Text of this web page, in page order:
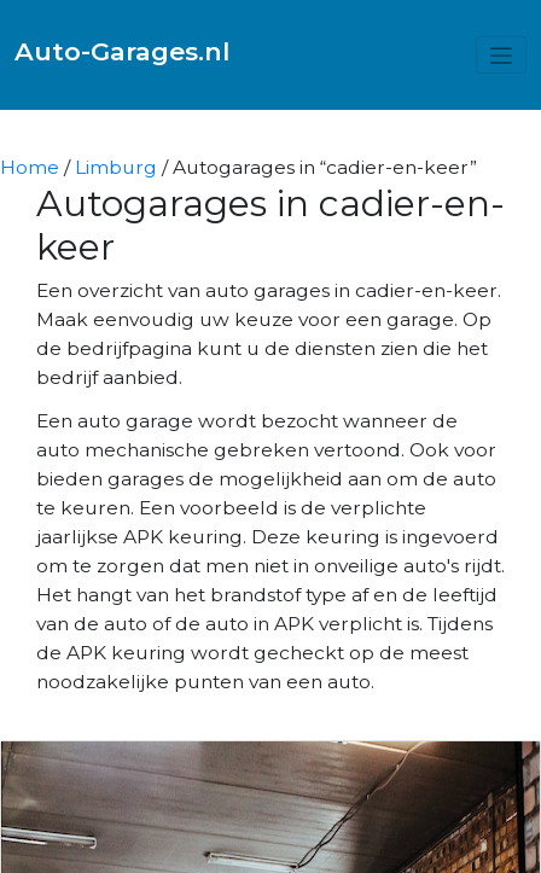
Auto-Garages.nl
Home / Limburg / Autogarages in “cadier-en-keer”
Autogarages in cadier-en-
keer
Een overzicht van auto garages in cadier-en-keer.
Maak eenvoudig uw keuze voor een garage. Op
de bedrijfpagina kunt u de diensten zien die het
bedrijf aanbied.
Een auto garage wordt bezocht wanneer de
auto mechanische gebreken vertoond. Ook voor
bieden garages de mogelijkheid aan om de auto
te keuren. Een voorbeeld is de verplichte
jaarlijkse APK keuring. Deze keuring is ingevoerd
om te zorgen dat men niet in onveilige auto's rijdt.
Het hangt van het brandstof type af en de leeftijd
van de auto of de auto in APK verplicht is. Tijdens
de APK keuring wordt gecheckt op de meest
noodzakelijke punten van een auto.